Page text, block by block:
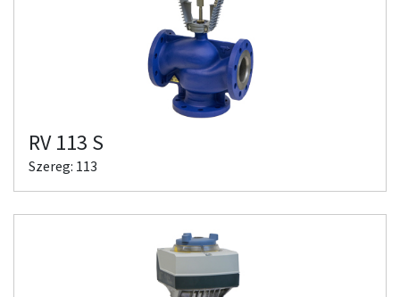
RV 113 S
Szereg: 113